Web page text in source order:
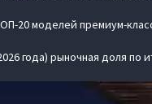
20 моделей премиум-
года) рыночная доля